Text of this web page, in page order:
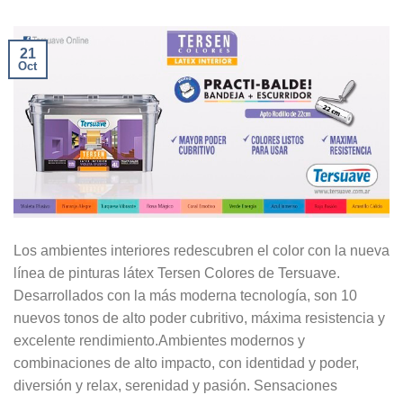
21
Oct
Los ambientes interiores redescubren el color con la nueva
línea de pinturas látex Tersen Colores de Tersuave.
Desarrollados con la más moderna tecnología, son 10
nuevos tonos de alto poder cubritivo, máxima resistencia y
excelente rendimiento.Ambientes modernos y
combinaciones de alto impacto, con identidad y poder,
diversión y relax, serenidad y pasión. Sensaciones